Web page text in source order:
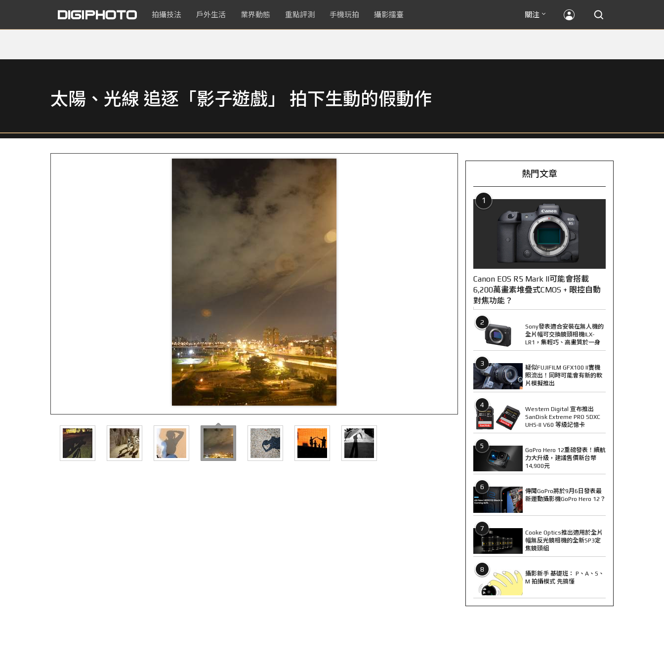
拍攝技法 戶外生活 業界動態 重點評測 手機玩拍 攝影擂臺 關注
太陽、光線 追逐「影子遊戲」 拍下生動的假動作
熱門文章
1
Canon EOS R5 Mark II可能會搭載
6,200萬畫素堆疊式CMOS + 眼控自動
對焦功能？
2
Sony發表適合安裝在無人機的
全片幅可交換鏡頭相機ILX-
LR1，集輕巧、高畫質於一身
3
疑似FUJIFILM GFX100 II實機
照流出！同時可能會有新的軟
片模擬推出
4
Western Digital 宣布推出
SanDisk Extreme PRO SDXC
UHS-II V60 等級記憶卡
5
GoPro Hero 12重磅發表！續航
力大升級，建議售價新台幣
14,900元
6
傳聞GoPro將於9月6日發表最
新運動攝影機GoPro Hero 12？
7
Cooke Optics推出適用於全片
幅無反光鏡相機的全新SP3定
焦鏡頭組
8
攝影新手 基礎班： P、A、S、
M 拍攝模式 先搞懂